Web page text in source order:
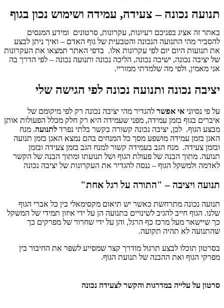
תנועה נכונה – צעידה, עמידה ושימוש נכון בגוף
באתר זה אציג בפניכם רעיונות, עקרונות, סרטונים ומידע המנסים
להסביר מהי התנועה הנכונה והטבעית של גוף האדם – ואיך ניתן לבצע
את תנועות היום יום לפי עקרונות אלו. בדפי האתר תמצאו את העקרונות
של יציבה נכונה, ישיבה נכונה, הליכה נכונה ותנועה נכונה – לפי הדרך בה
אני מאמין, ולפי מה שלמדתי ממוריי.
יציבה נכונה ותנועה נכונה לפי הגישה שלי
על פי נסיוני אי אפשר להגדיר מהי יציבה נכונה רק לפי מיקומם של
איברים בגוף בזמן עמידה, מפני שעמידה היא רק חלק מכלל הפעולות אותן
מבצע הגוף. לכן, יציבה נכונה קשורה בקשר בלתי נפרד לתנועה. מנח
האגן בזמן עמידה מושפע מסך כל המנחים בהם נמצא האגן בזמן תנועה
ובזמן צעידה. מנח הגב בעמידה קשור למנח הגב בזמן צעידה ובזמן
תנועה. מתוך הבנה של פעולת הגוף ושל תנועתו ומתוך הבנה של הקשר
לאדמה ולמשקל הגוף – ננסה להגדיר את העקרונות של יציבה נכונה
תנועה ויציבה – "התורה על רגל אחת"
תנועה נכונה מתרחשת כאשר יש תיאום מקסימאלי בין כל אברי הגוף
שלנו. הגוף חייב להגיב לשינויים בתנועה הן על ידי איזון תמידי של המשקל
כך שיישאר מעל מרכז כף הרגל, והן על ידי שחרור של מפרקים כך
שהתנועה לא תהיה תקועה.
בסרטון תוכלו לבצע תרגול מודרך קצר שמסייע לשפר את החיבור בין
מפרקי הגוף ואת ההבנה של תנועת הגוף.
סרטון על עלייה במדרגות והקשר לצעידה נכונה